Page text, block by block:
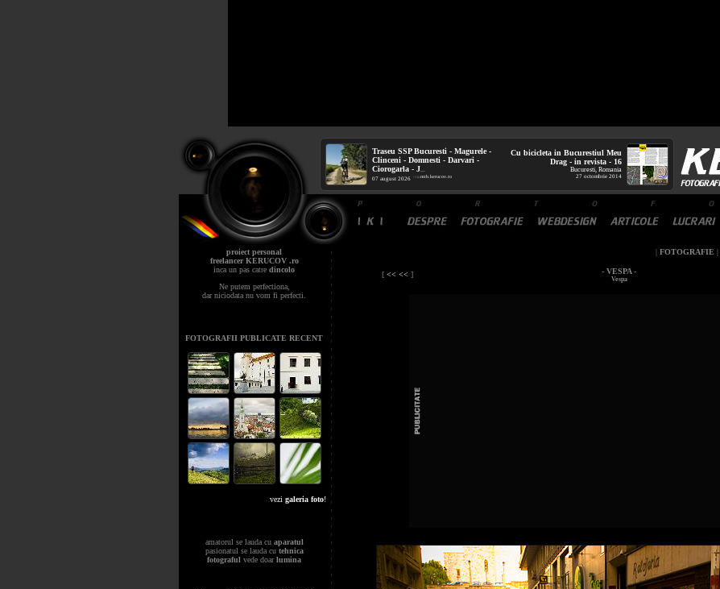
Traseu SSP Bucuresti - Magurele -
Clinceni - Domnesti - Darvari -
Ciorogarla - J...
07 august 2026 / via mtb.kerucov.ro
Cu bicicleta in Bucurestiul Meu
Drag - in revista - 16
Bucuresti, Romania
27 octombrie 2014
proiect personal
freelancer KERUCOV .ro
inca un pas catre dincolo
Ne putem perfectiona,
dar niciodata nu vom fi perfecti.
FOTOGRAFII PUBLICATE RECENT
vezi galeria foto!
amatorul se lauda cu aparatul
pasionatul se lauda cu tehnica
fotograful vede doarlumina
| FOTOGRAFIE |
[<< << ] - VESPA -
Vespa